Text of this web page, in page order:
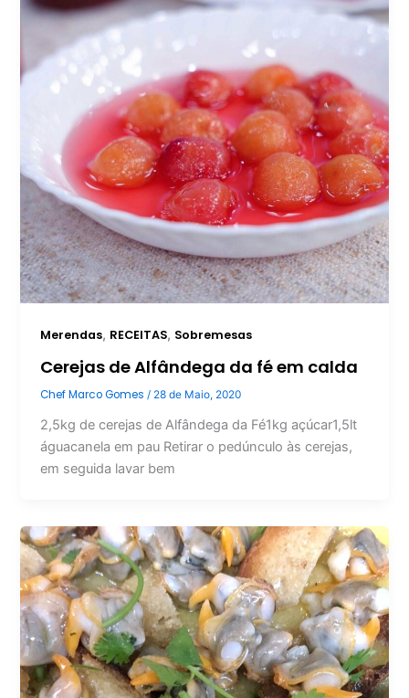
Merendas, RECEITAS, Sobremesas
Cerejas de Alfândega da fé em calda
Chef Marco Gomes/ 28 de Maio, 2020
2,5kg de cerejas de Alfândega da Fé1kg açúcar1,5lt
águacanela em pau Retirar o pedúnculo às cerejas,
em seguida lavar bem